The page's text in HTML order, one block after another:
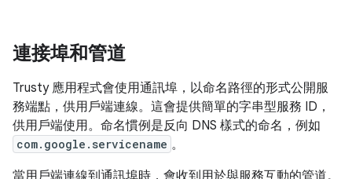
連接埠和管道
Trusty 應用程式會使用通訊埠，以命名路徑的形式公開服
務端點，供用戶端連線。這會提供簡單的字串型服務 ID，
供用戶端使用。命名慣例是反向 DNS 樣式的命名，例如
com.google.servicename 。
當用戶端連線到通訊埠時，會收到用於與服務互動的管道。